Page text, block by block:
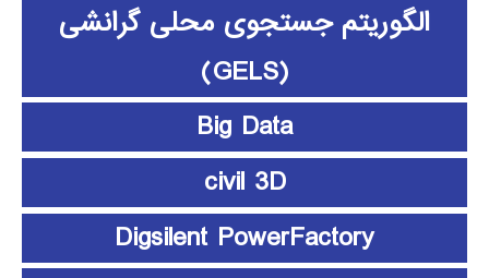
الگوریتم جستجوی محلی گرانشی
(GELS)
Big Data
civil 3D
Digsilent PowerFactory